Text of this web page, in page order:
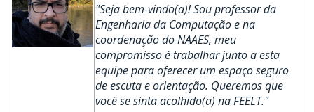
"Seja bem-vindo(a)! Sou professor da
Engenharia da Computação e na
coordenação do NAAES, meu
compromisso é trabalhar junto a esta
equipe para oferecer um espaço seguro
de escuta e orientação. Queremos que
você se sinta acolhido(a) na FEELT."